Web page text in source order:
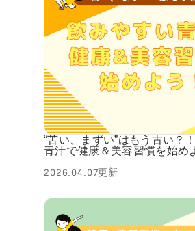
“苦い、まずい”はもう古い？
青汁で健康＆美容習慣を始め
2026.04.07更新